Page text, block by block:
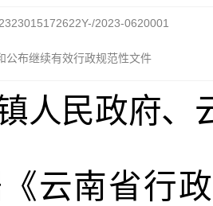
2023-0620001
公布继续有效行政规范性文件
人民政府、
《云南省行